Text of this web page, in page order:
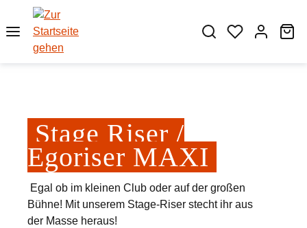
Zum Hauptinhalt springen
Stage Riser /
Egoriser MAXI
Egal ob im kleinen Club oder auf der großen
Bühne! Mit unserem Stage-Riser stecht ihr aus
der Masse heraus!